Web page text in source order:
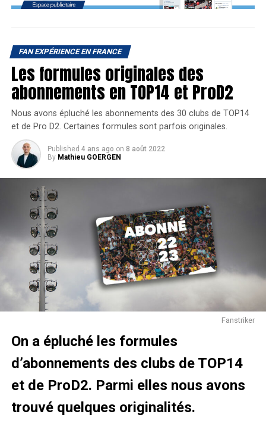
passer un bon moment en marge d’un match de football
fait aujourd’hui partie intégrante de la réflexion des clubs, il
y a 4 ans, ce concept était peu répandu en France. C’est
pourtant à ce moment-là que les deux bretons, Sébastien
Destoc et Willy Pirois, amis passionnés de football, ont
décidé de créer leur activité et d’animer les abords des
stades avec leurs structures gonflables. Foot Air a ainsi
été créé en octobre 2014, proposant aux fans de football
un arsenal d’animations autour de leur sport de
prédilection.
@ Foot Air
Les structures gonflables de Foot Air
Dans un premier temps, les deux entrepreneurs ont réussi
FAN EXPÉRIENCE EN FRANCE
Les formules originales des
abonnements en TOP14 et ProD2
Nous avons épluché les abonnements des 30 clubs de TOP14
et de Pro D2. Certaines formules sont parfois originales.
Published 4 ans ago on 8 août 2022
By Mathieu GOERGEN
Fanstriker
On a épluché les formules
d’abonnements des clubs de TOP14
et de ProD2. Parmi elles nous avons
trouvé quelques originalités.